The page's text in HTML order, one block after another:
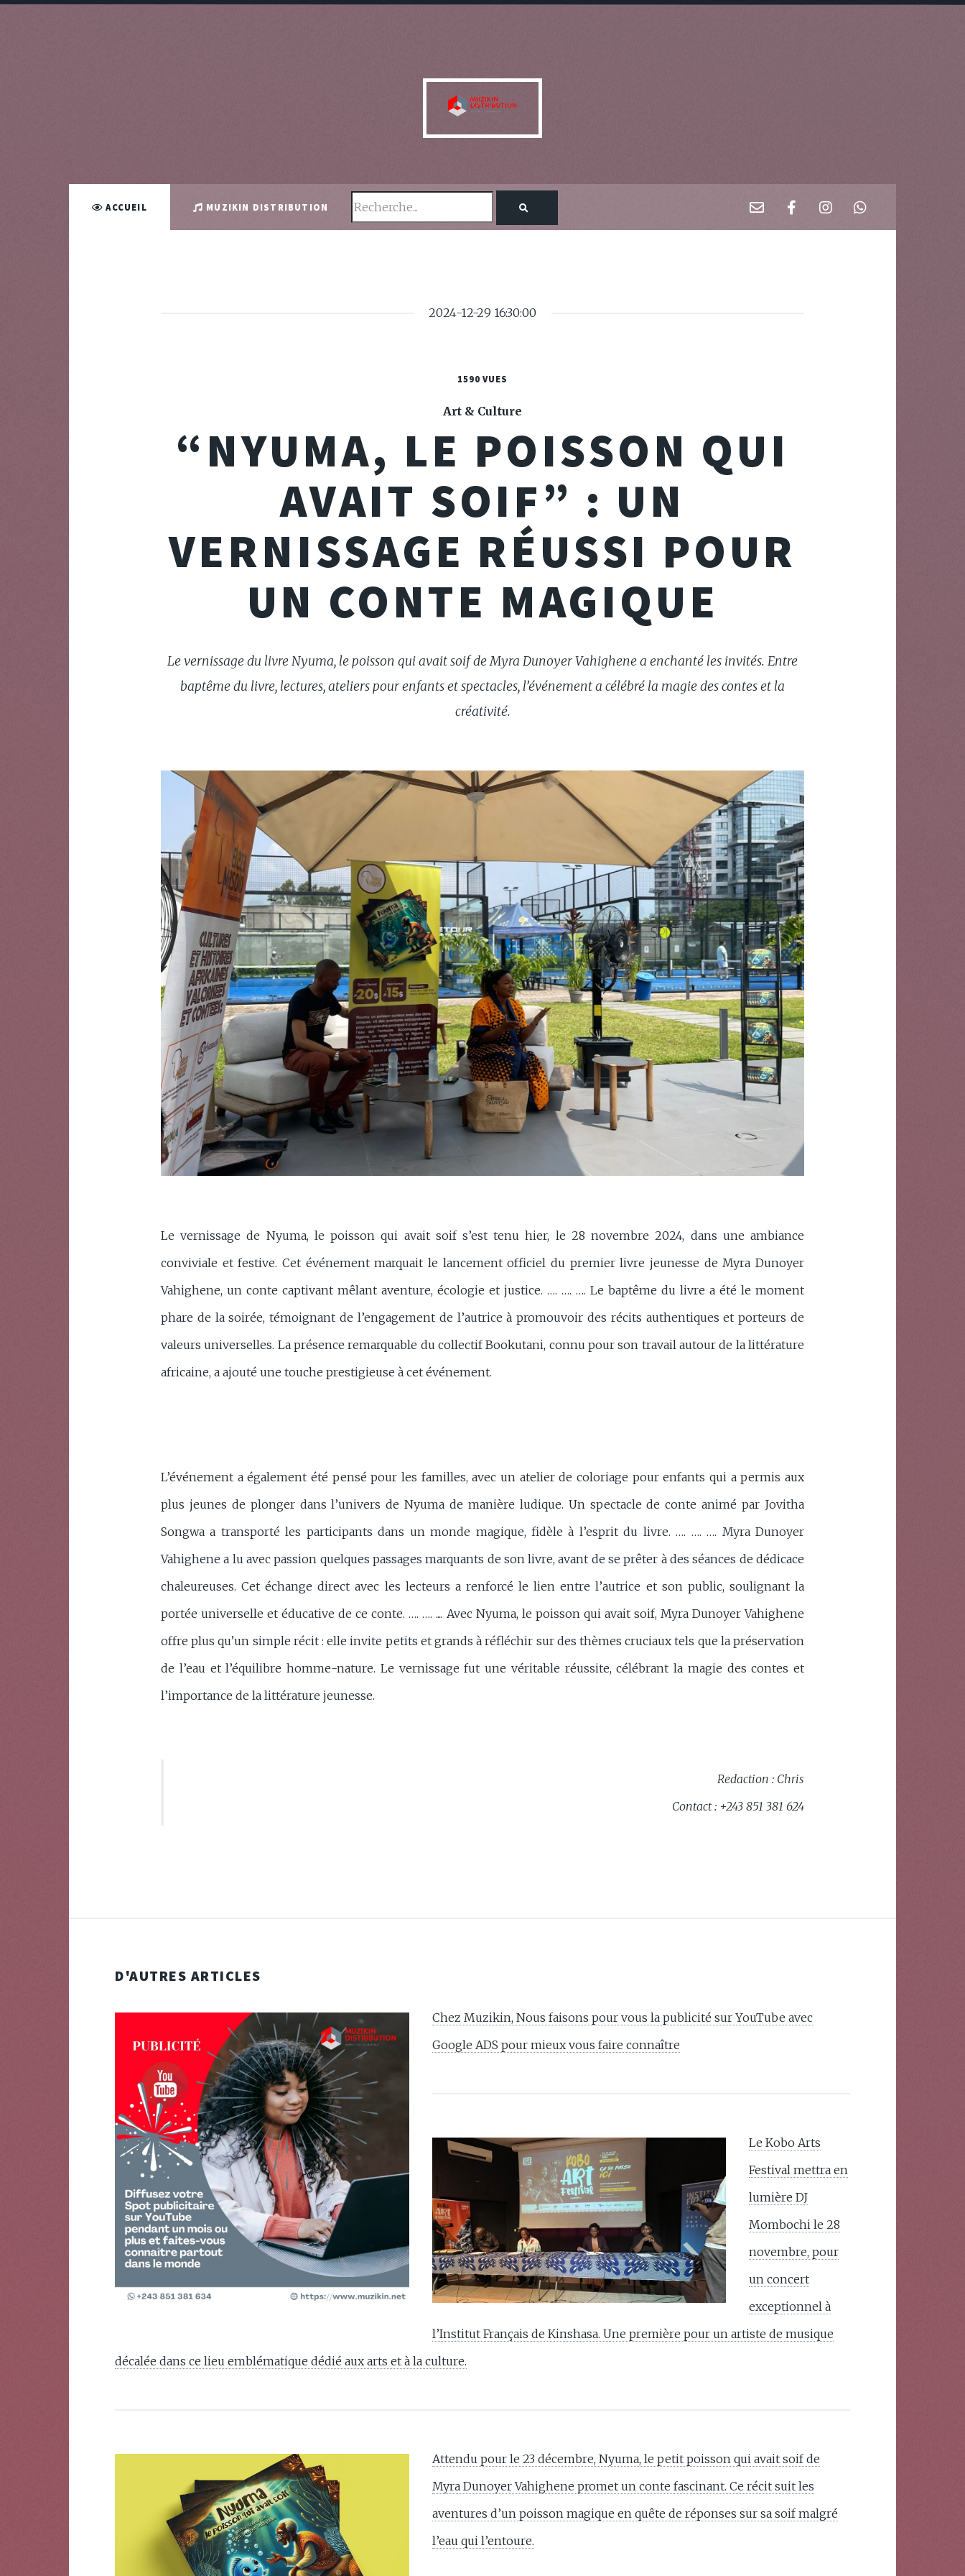
ACCUEIL MUZIKIN DISTRIBUTION
2024-12-29 16:30:00
1590 VUES
Art & Culture
“NYUMA, LE POISSON QUI
AVAIT SOIF” : UN
VERNISSAGE RÉUSSI POUR
UN CONTE MAGIQUE
Le vernissage du livre Nyuma, le poisson qui avait soif de Myra Dunoyer Vahighene a enchanté les invités. Entre
baptême du livre, lectures, ateliers pour enfants et spectacles, l’événement a célébré la magie des contes et la
créativité.
Le vernissage de Nyuma, le poisson qui avait soif s’est tenu hier, le 28 novembre 2024, dans une ambiance
conviviale et festive. Cet événement marquait le lancement officiel du premier livre jeunesse de Myra Dunoyer
Vahighene, un conte captivant mêlant aventure, écologie et justice. …. …. …. Le baptême du livre a été le moment
phare de la soirée, témoignant de l’engagement de l’autrice à promouvoir des récits authentiques et porteurs de
valeurs universelles. La présence remarquable du collectif Bookutani, connu pour son travail autour de la littérature
africaine, a ajouté une touche prestigieuse à cet événement.
L’événement a également été pensé pour les familles, avec un atelier de coloriage pour enfants qui a permis aux
plus jeunes de plonger dans l’univers de Nyuma de manière ludique. Un spectacle de conte animé par Jovitha
Songwa a transporté les participants dans un monde magique, fidèle à l’esprit du livre. …. …. …. Myra Dunoyer
Vahighene a lu avec passion quelques passages marquants de son livre, avant de se prêter à des séances de dédicace
chaleureuses. Cet échange direct avec les lecteurs a renforcé le lien entre l’autrice et son public, soulignant la
portée universelle et éducative de ce conte. …. …. .... Avec Nyuma, le poisson qui avait soif, Myra Dunoyer Vahighene
offre plus qu’un simple récit : elle invite petits et grands à réfléchir sur des thèmes cruciaux tels que la préservation
de l’eau et l’équilibre homme-nature. Le vernissage fut une véritable réussite, célébrant la magie des contes et
l’importance de la littérature jeunesse.
Redaction : Chris
Contact : +243 851 381 624
D'AUTRES ARTICLES
Chez Muzikin, Nous faisons pour vous la publicité sur YouTube avec
Google ADS pour mieux vous faire connaître
Le Kobo Arts
Festival mettra en
lumière DJ
Mombochi le 28
novembre, pour
un concert
exceptionnel à
l’Institut Français de Kinshasa. Une première pour un artiste de musique
décalée dans ce lieu emblématique dédié aux arts et à la culture.
Attendu pour le 23 décembre, Nyuma, le petit poisson qui avait soif de
Myra Dunoyer Vahighene promet un conte fascinant. Ce récit suit les
aventures d’un poisson magique en quête de réponses sur sa soif malgré
l’eau qui l’entoure.